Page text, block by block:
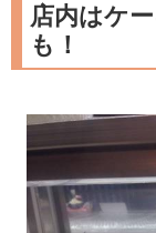
店内はケ
も！